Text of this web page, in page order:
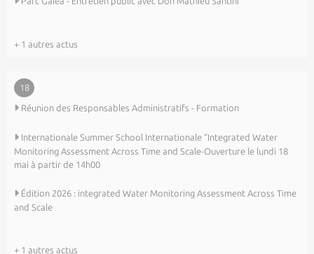
+ 1 autres actus
18
Réunion des Responsables Administratifs - Formation
Internationale Summer School Internationale “Integrated Water
Monitoring Assessment Across Time and Scale-Ouverture le lundi 18
mai à partir de 14h00
Édition 2026 : integrated Water Monitoring Assessment Across Time
and Scale
+ 1 autres actus